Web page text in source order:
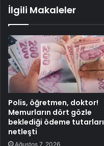
İlgili Makaleler
Polis, öğretmen, doktor!
Memurların dört gözle
beklediği ödeme tutarları
netleşti
Ağustos 7, 2026